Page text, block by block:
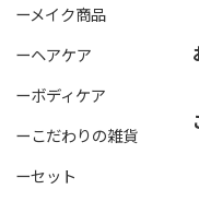
ーメイク商品
ーヘアケア
ーボディケア
ーこだわりの雑貨
ーセット